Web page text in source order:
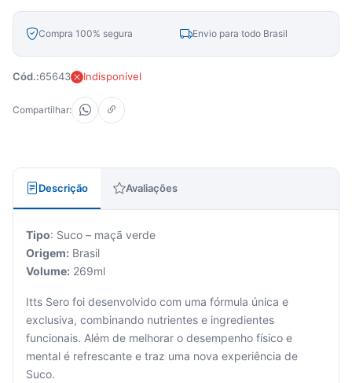
Compra 100% segura Envio para todo Brasil
Cód.:65643 Indisponível
Compartilhar:
Descrição Avaliações
Tipo: Suco – maçã verde
Origem: Brasil
Volume: 269ml
Itts Sero foi desenvolvido com uma fórmula única e
exclusiva, combinando nutrientes e ingredientes
funcionais. Além de melhorar o desempenho físico e
mental é refrescante e traz uma nova experiência de
Suco.